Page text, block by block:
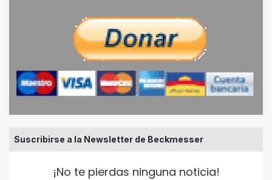
Suscribirse a la Newsletter de Beckmesser
¡No te pierdas ninguna noticia!